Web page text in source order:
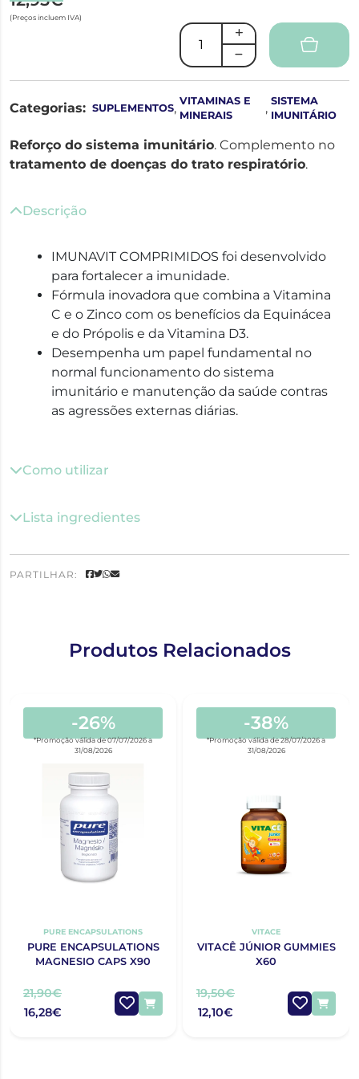
(Preços incluem IVA)
Categorias: SUPLEMENTOS, VITAMINAS E
MINERAIS
,SISTEMA
IMUNITÁRIO
Reforço do sistema imunitário. Complemento no
tratamento de doenças do trato respiratório.
Descrição
IMUNAVIT COMPRIMIDOS foi desenvolvido
para fortalecer a imunidade.
Fórmula inovadora que combina a Vitamina
C e o Zinco com os benefícios da Equinácea
e do Própolis e da Vitamina D3.
Desempenha um papel fundamental no
normal funcionamento do sistema
imunitário e manutenção da saúde contras
as agressões externas diárias.
Como utilizar
Lista ingredientes
PARTILHAR:
Produtos Relacionados
-26%
*Promoção válida de 07/07/2026 a
31/08/2026
PURE ENCAPSULATIONS
PURE ENCAPSULATIONS
MAGNESIO CAPS X90
21,90€
16,28€
-38%
*Promoção válida de 28/07/2026 a
31/08/2026
VITACE
VITACÊ JÚNIOR GUMMIES
X60
19,50€
12,10€